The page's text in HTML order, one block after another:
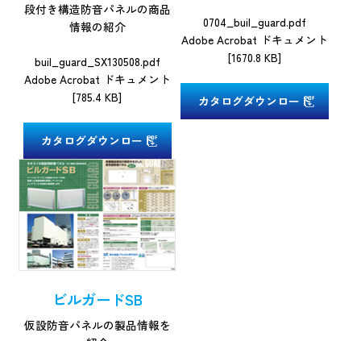
段付き構造防音パネルの商品
情報の紹介
buil_guard_SX130508.pdf
Adobe Acrobat ドキュメント
[785.4 KB]
カタログダウンロード
0704_buil_guard.pdf
Adobe Acrobat ドキュメント
[1670.8 KB]
カタログダウンロード
ビルガードSB
仮設防音パネルの製品情報を